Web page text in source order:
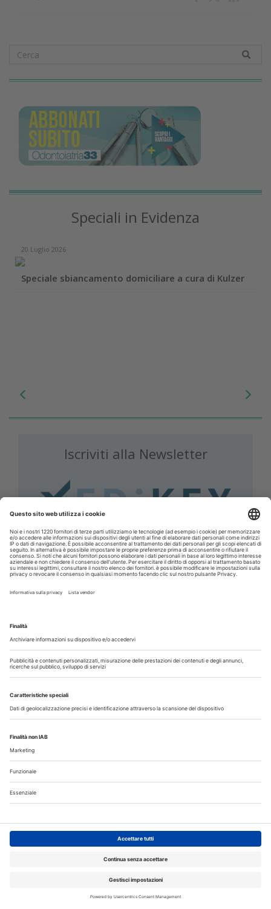
Speciali in Evidenza
20 Luglio 2026
Speciale sbiancamento domiciliare a cura di Kulzer
Iscriviti alla Newsletter
Iscriviti gratuitamente al servizio per ricevere la
nostra newsletter quotidiana con le notizie del
giorno. Oppure accedi al tuo account Medikey
per consultare i contenuti a te riservati
Corsi ECM
DENTAL CADMOS 2026 - 2028 triennale 150
crediti ECM
Corsi FAD odontoiatri DENTAL CADMOS triennale 150